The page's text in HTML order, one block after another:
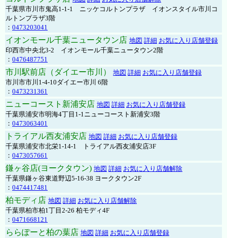
千葉県市川市鬼高1-1-1 ニッケコルトンプラザ イオンスタイル市川コ
ルトンプラザ3階
： 0473203041
イオンモール千葉ニュータウン店 地図 詳細 お気に入り店舗登録
印西市中央北3-2 イオンモール千葉ニュータウン2階
： 0476487751
市川駅前店（ダイエー市川） 地図 詳細 お気に入り店舗登録
市川市市川1-4-10ダイエー市川 6階
： 0473231361
ニューコースト新浦安店 地図 詳細 お気に入り店舗登録
千葉県浦安市明海4丁目1-1ニューコースト新浦安3階
： 0473063401
トライアル西友浦安店 地図 詳細 お気に入り店舗登録
千葉県浦安市北栄1-14-1 トライアル西友浦安店3F
： 0473057661
鎌ヶ谷店(ヨークタウン) 地図 詳細 お気に入り店舗解除
千葉県鎌ヶ谷東道野辺5-16-38 ヨークタウン2F
： 0474417481
柏モディ店 地図 詳細 お気に入り店舗解除
千葉県柏市柏1丁目2-26 柏モディ4F
： 0471668121
ららぽーと柏の葉店 地図 詳細 お気に入り店舗登録